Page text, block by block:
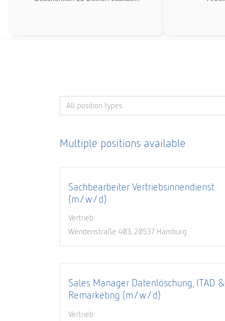
All position types
Multiple positions available
Sachbearbeiter Vertriebsinnendienst
(m/w/d)
Vertrieb
Wendenstraße 403, 20537 Hamburg
Sales Manager Datenlöschung, ITAD &
Remarketing (m/w/d)
Vertrieb